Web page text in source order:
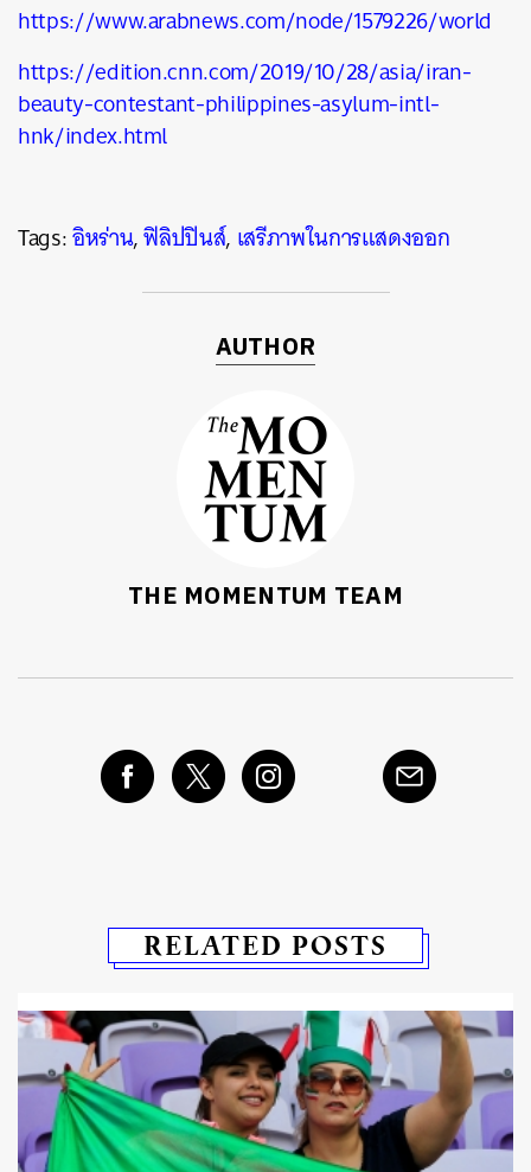
https://www.arabnews.com/node/1579226/world
https://edition.cnn.com/2019/10/28/asia/iran-
beauty-contestant-philippines-asylum-intl-
hnk/index.html
Tags:อิหร่าน,ฟิลิปปินส์, เสรีภาพในการแสดงออก
AUTHOR
THE MOMENTUM TEAM
RELATED POSTS